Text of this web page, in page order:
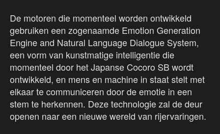
De motoren die momenteel worden ontwikkeld
gebruiken een zogenaamde Emotion Generation
Engine and Natural Language Dialogue System,
een vorm van kunstmatige intelligentie die
momenteel door het Japanse Cocoro SB wordt
ontwikkeld, en mens en machine in staat stelt met
elkaar te communiceren door de emotie in een
stem te herkennen. Deze technologie zal de deur
openen naar een nieuwe wereld van rijervaringen.